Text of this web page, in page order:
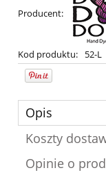
Producent:
Kod produktu: 52-L
Opis
Koszty
Cena nie zawiera
Opinie o